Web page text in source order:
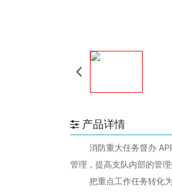
产品详情
消防重大任务督办 APP
管理，提高支队内部的管理
把重点工作任务转化为